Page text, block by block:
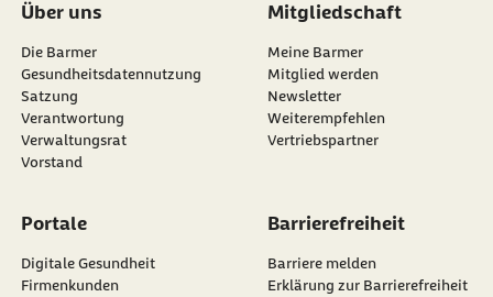
Über uns
Die Barmer
Gesundheitsdatennutzung
Satzung
Verantwortung
Verwaltungsrat
Vorstand
Mitgliedschaft
Meine Barmer
Mitglied werden
Newsletter
externer Link:
Weiterempfehlen
Vertriebspartner
Portale
Digitale Gesundheit
Firmenkunden
Barrierefreiheit
Barriere melden
Erklärung zur Barrierefreiheit